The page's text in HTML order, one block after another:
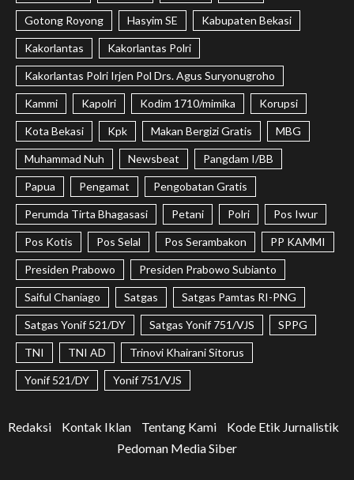
Gotong Royong Hasyim SE Kabupaten Bekasi
Kakorlantas Kakorlantas Polri
Kakorlantas Polri Irjen Pol Drs. Agus Suryonugroho
Kammi Kapolri Kodim 1710/mimika Korupsi
Kota Bekasi Kpk Makan Bergizi Gratis MBG
Muhammad Nuh Newsbeat Pangdam I/BB
Papua Pengamat Pengobatan Gratis
Perumda Tirta Bhagasasi Petani Polri Pos Iwur
Pos Kotis Pos Selal Pos Serambakon PP KAMMI
Presiden Prabowo Presiden Prabowo Subianto
Saiful Chaniago Satgas Satgas Pamtas RI-PNG
Satgas Yonif 521/DY Satgas Yonif 751/VJS SPPG
TNI TNI AD Trinovi Khairani Sitorus
Yonif 521/DY Yonif 751/VJS
Redaksi Kontak Iklan Tentang Kami
Kode Etik Jurnalistik
Pedoman Media Siber